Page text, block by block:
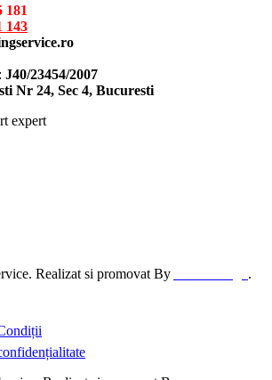
181
143
: J40/23454/2007
Nr 24, Sec 4, Bucuresti
Realizat si promovat By .